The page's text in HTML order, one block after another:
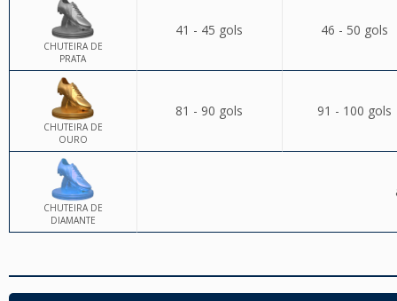
CHUTEIRA DE
PRATA
41 - 45 gols 46 - 50 gols
CHUTEIRA DE
OURO
81 - 90 gols 91 - 100 gols
CHUTEIRA DE
DIAMANTE